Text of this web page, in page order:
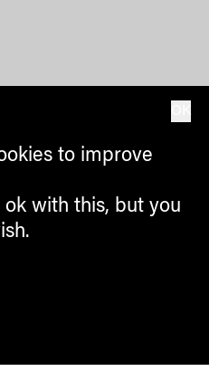
to improve
with this, but you